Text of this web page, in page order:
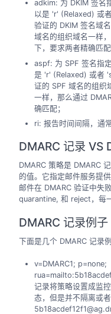
adkim: 为 DKIM 签名
以是 'r' (Relaxed) 或
验证的 DKIM 签名域
域名的组织域名一样
下，要求两者精确匹配
aspf: 为 SPF 签名指
是 'r' (Relaxed) 或者
证的 SPF 域名的组织
一样，那么通过
确匹配；
ri: 报告时间间隔，通
DMARC 记录 VS
DMARC 策略是 DMARC
的值。它指定邮件服务提
邮件在 DMARC 验证中失
quarantine, 和 reject，每
DMARC 记录例子
下面是几个 DMARC 记录例
v=DMARC1; p=none;
记录将策略设置成监
态，但是并不隔离或